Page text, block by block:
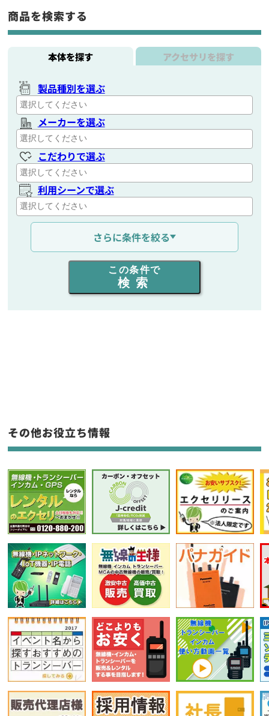
商品を検索する
本体を探す アクセサリを探す
製品種別を選ぶ
メーカーを選ぶ
こだわりで選ぶ
利用シーンで選ぶ
通信距離を選ぶ
出力を選ぶ
同時通話人数を選ぶ
フリーワード入力(製品名等)
選択条件をリセット
さらに条件を絞る
この条件で
検索
その他お役立ち情報